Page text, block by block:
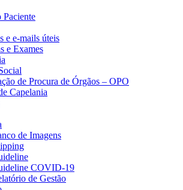
Paciente
e e-mails úteis
e Exames
de Procura de Órgãos – OPO
Capelania
de Imagens
COVID-19
de Gestão